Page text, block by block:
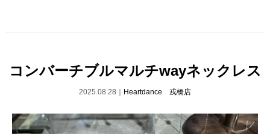
コンバーチブルマルチwayネックレス
2025.08.28｜ Heartdance 戎橋店